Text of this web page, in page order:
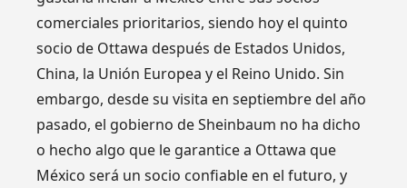
comerciales prioritarios, siendo hoy el quinto
socio de Ottawa después de Estados Unidos,
China, la Unión Europea y el Reino Unido. Sin
embargo, desde su visita en septiembre del año
pasado, el gobierno de Sheinbaum no ha dicho
o hecho algo que le garantice a Ottawa que
México será un socio confiable en el futuro, y